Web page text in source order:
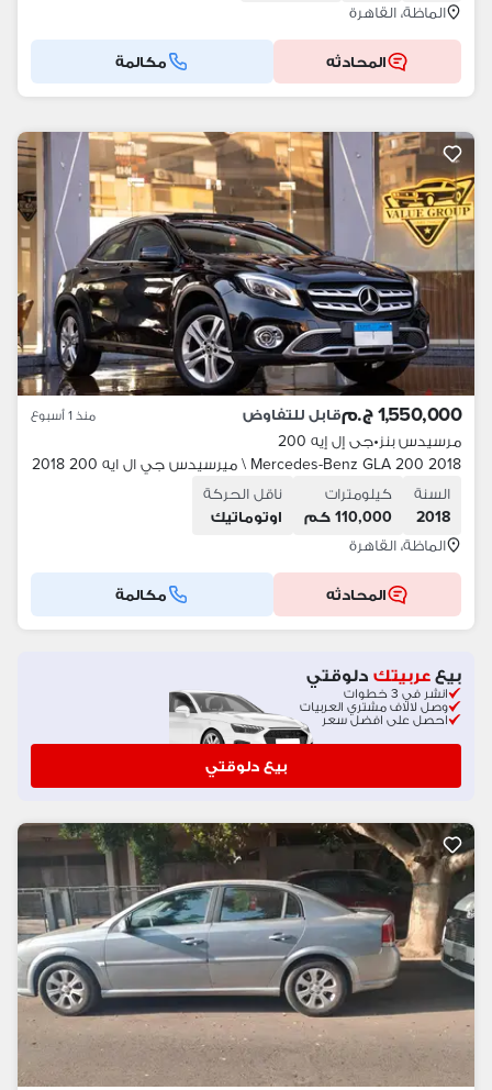
الماظة، القاهرة
المحادثه مكالمة
1,550,000 ج.م قابل للتفاوض منذ 1 أسبوع
مرسيدس بنز•جى إل إيه 200
Mercedes-Benz GLA 200 2018 \ ميرسيدس جي ال ايه 200 2018
السنة
2018
كيلومترات
110,000 كم
ناقل الحركة
اوتوماتيك
الماظة، القاهرة
المحادثه مكالمة
بيععربيتك دلوقتي
انشر في 3 خطوات
وصل لالاف مشتري العربيات
احصل على افضل سعر
بيع دلوقتي